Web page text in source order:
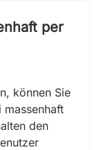
per
können Sie
massenhaft
den